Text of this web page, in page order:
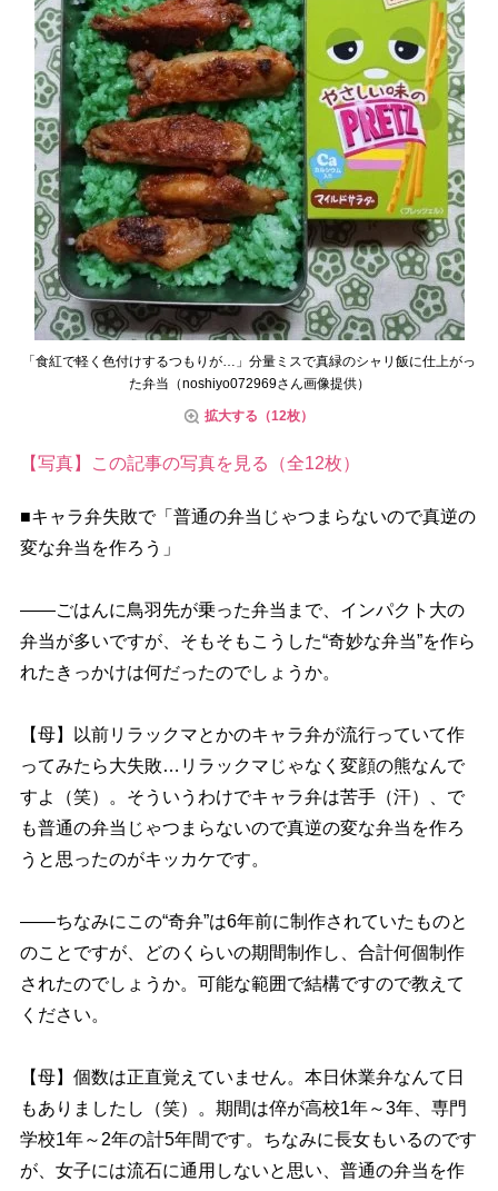
「食紅で軽く色付けするつもりが…」分量ミスで真緑のシャリ飯に仕上がっ
た弁当（noshiyo072969さん画像提供）
拡大する（12枚）
【写真】この記事の写真を見る（全12枚）
■キャラ弁失敗で「普通の弁当じゃつまらないので真逆の
変な弁当を作ろう」
――ごはんに鳥羽先が乗った弁当まで、インパクト大の
弁当が多いですが、そもそもこうした“奇妙な弁当”を作ら
れたきっかけは何だったのでしょうか。
【母】以前リラックマとかのキャラ弁が流行っていて作
ってみたら大失敗…リラックマじゃなく変顔の熊なんで
すよ（笑）。そういうわけでキャラ弁は苦手（汗）、で
も普通の弁当じゃつまらないので真逆の変な弁当を作ろ
うと思ったのがキッカケです。
――ちなみにこの“奇弁”は6年前に制作されていたものと
のことですが、どのくらいの期間制作し、合計何個制作
されたのでしょうか。可能な範囲で結構ですので教えて
ください。
【母】個数は正直覚えていません。本日休業弁なんて日
もありましたし（笑）。期間は倅が高校1年～3年、専門
学校1年～2年の計5年間です。ちなみに長女もいるのです
が、女子には流石に通用しないと思い、普通の弁当を作